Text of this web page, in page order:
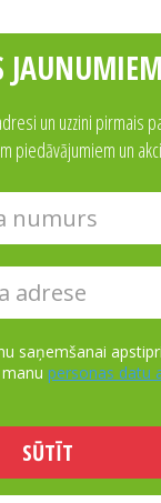
JAUNUMIEM
un uzzini pirmais
piedāvājumiem un
saņemšanai
personas datu